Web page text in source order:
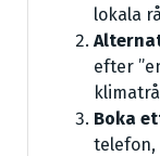
lokala
efter
Boka
telefon,